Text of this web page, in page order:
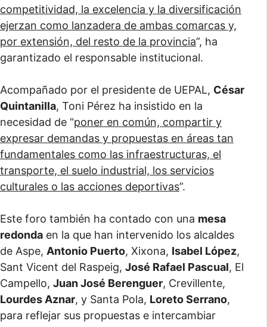
competitividad, la excelencia y la diversificación
ejerzan como lanzadera de ambas comarcas y,
por extensión, del resto de la provincia”, ha
garantizado el responsable institucional.
Acompañado por el presidente de UEPAL, César
Quintanilla, Toni Pérez ha insistido en la
necesidad de “poner en común, compartir y
expresar demandas y propuestas en áreas tan
fundamentales como las infraestructuras, el
transporte, el suelo industrial, los servicios
culturales o las acciones deportivas”.
Este foro también ha contado con una mesa
redonda en la que han intervenido los alcaldes
de Aspe, Antonio Puerto, Xixona, Isabel López,
Sant Vicent del Raspeig, José Rafael Pascual, El
Campello, Juan José Berenguer, Crevillente,
Lourdes Aznar, y Santa Pola, Loreto Serrano,
para reflejar sus propuestas e intercambiar